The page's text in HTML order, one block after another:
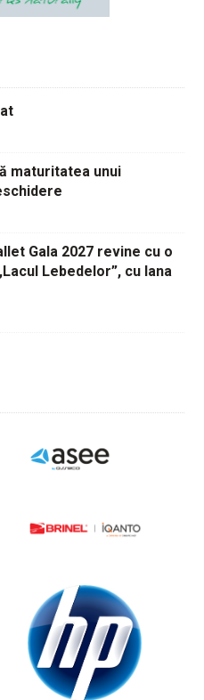
maturitatea unui
Gala 2027 revine cu o
Lebedelor”, cu Iana